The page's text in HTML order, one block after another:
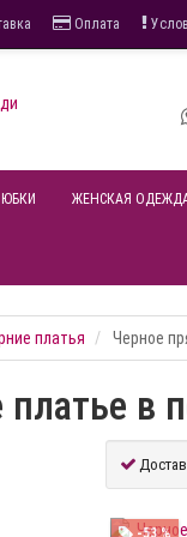
Оплата
ЖЕНСКАЯ
платья Черное
в
-53 %